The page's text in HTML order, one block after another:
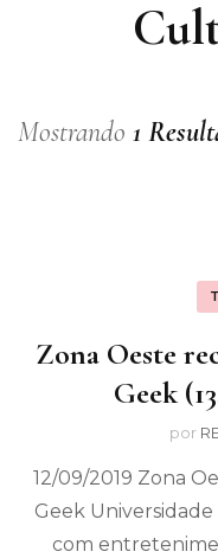
Mostrando 1
Zona Oeste
Geek
por
12/09/2019 Zona
Geek
com